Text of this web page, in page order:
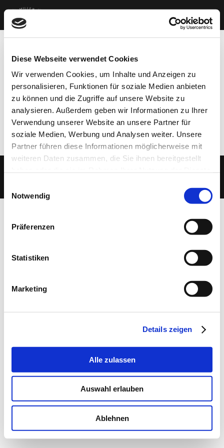
Diese Webseite verwendet Cookies
Wir verwenden Cookies, um Inhalte und Anzeigen zu
personalisieren, Funktionen für soziale Medien anbieten
zu können und die Zugriffe auf unsere Website zu
analysieren. Außerdem geben wir Informationen zu Ihrer
Verwendung unserer Website an unsere Partner für
soziale Medien, Werbung und Analysen weiter. Unsere
Partner führen diese Informationen möglicherweise mit
weiteren Daten zusammen, die Sie ihnen bereitgestellt
Notwendig
Präferenzen
Statistiken
Marketing
Details zeigen
Alle zulassen
Auswahl erlauben
Ablehnen
Hallo Welt!
vondavid.miller75@gmx.de|Feb. 18, 2022|
Allgemein
Willkommen bei WordPress. Dies ist dein erster
Beitrag. Bearbeite oder lösche ihn und beginne mit
dem Schreiben!